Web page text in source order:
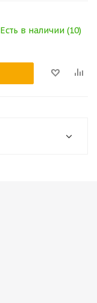
Есть в наличии (10)